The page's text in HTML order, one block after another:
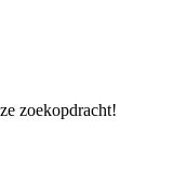
zoekopdracht!